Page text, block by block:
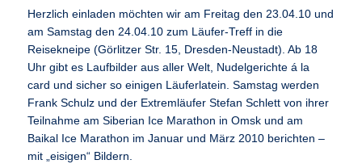
Herzlich einladen möchten wir am Freitag den 23.04.10 und
am Samstag den 24.04.10 zum Läufer-Treff in die
Reisekneipe (Görlitzer Str. 15, Dresden-Neustadt). Ab 18
Uhr gibt es Laufbilder aus aller Welt, Nudelgerichte á la
card und sicher so einigen Läuferlatein. Samstag werden
Frank Schulz und der Extremläufer Stefan Schlett von ihrer
Teilnahme am Siberian Ice Marathon in Omsk und am
Baikal Ice Marathon im Januar und März 2010 berichten –
mit „eisigen“ Bildern.